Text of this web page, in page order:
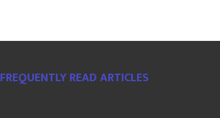
FREQUENTLY READ ARTICLES